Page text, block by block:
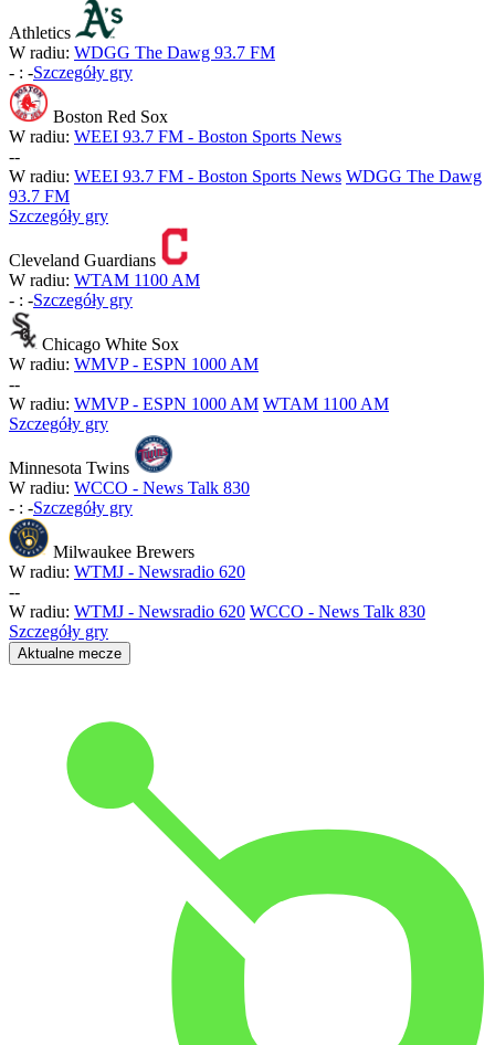
Athletics
W radiu: WDGG The Dawg 93.7 FM
- : -Szczegóły gry
Boston Red Sox
W radiu: WEEI 93.7 FM - Boston Sports News
--
W radiu: WEEI 93.7 FM - Boston Sports News WDGG The Dawg
93.7 FM
Szczegóły gry
Cleveland Guardians
W radiu: WTAM 1100 AM
- : -Szczegóły gry
Chicago White Sox
W radiu: WMVP - ESPN 1000 AM
--
W radiu: WMVP - ESPN 1000 AM WTAM 1100 AM
Szczegóły gry
Minnesota Twins
W radiu: WCCO - News Talk 830
- : -Szczegóły gry
Milwaukee Brewers
W radiu: WTMJ - Newsradio 620
--
W radiu: WTMJ - Newsradio 620 WCCO - News Talk 830
Szczegóły gry
Aktualne mecze